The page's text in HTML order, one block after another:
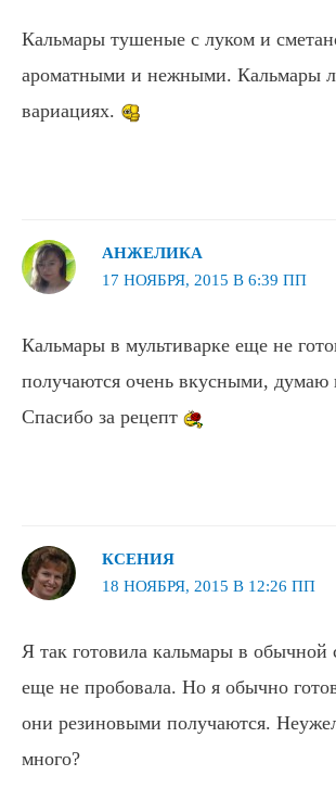
Кальмары тушеные с луком и
ароматными и нежными. Кальмары
вариациях.
АНЖЕЛИКА
17 НОЯБРЯ, 2015 В 6:39 ПП
Кальмары в мультиварке еще не
получаются очень вкусными, думаю
Спасибо за рецепт
КСЕНИЯ
18 НОЯБРЯ, 2015 В 12:26 ПП
Я так готовила кальмары в обычной
еще не пробовала. Но я обычно
они резиновыми получаются.
много?